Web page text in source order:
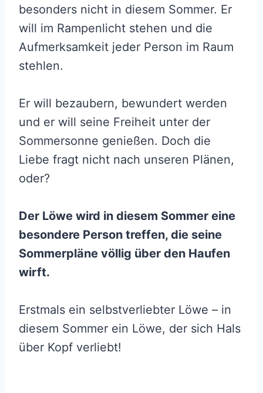
besonders nicht in diesem Sommer. Er
will im Rampenlicht stehen und die
Aufmerksamkeit jeder Person im Raum
stehlen.
Er will bezaubern, bewundert werden
und er will seine Freiheit unter der
Sommersonne genießen. Doch die
Liebe fragt nicht nach unseren Plänen,
oder?
Der Löwe wird in diesem Sommer eine
besondere Person treffen, die seine
Sommerpläne völlig über den Haufen
wirft.
Erstmals ein selbstverliebter Löwe – in
diesem Sommer ein Löwe, der sich Hals
über Kopf verliebt!